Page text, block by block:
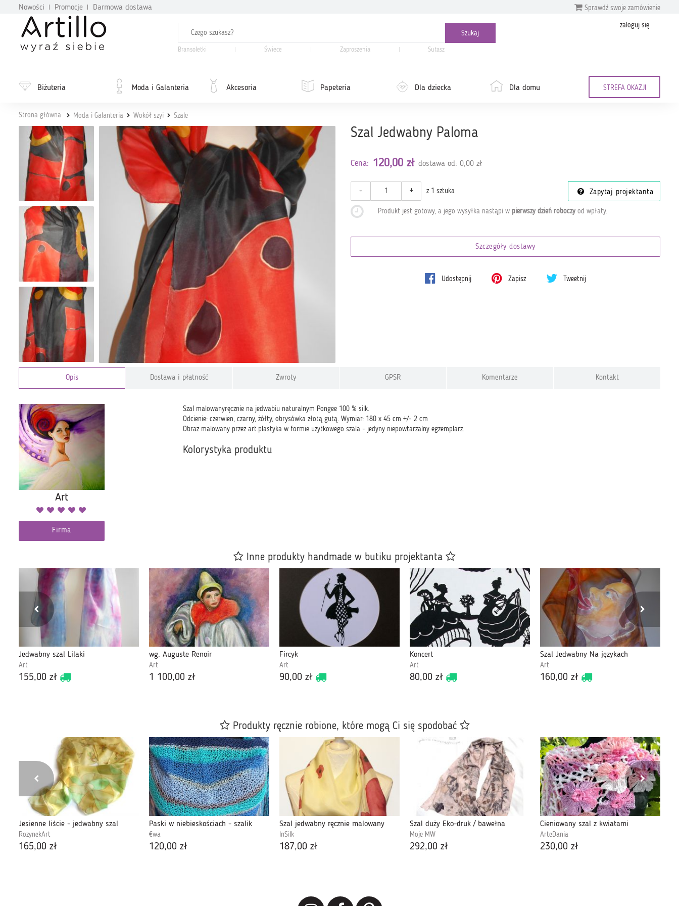
Nowości Promocje Darmowa dostawa Sprawdź swoje zamówienie
Bransoletki Świece Zaproszenia Sutasz
zaloguj się
Biżuteria Moda i Galanteria Akcesoria Papeteria Dla dziecka Dla domu STREFA OKAZJI
Strona główna Moda i Galanteria Wokół szyi Szale
Szal Jedwabny Paloma
Cena: 120,00 zł dostawa od: 0,00 zł
- + z 1 sztuka Zapytaj projektanta
Produkt jest gotowy, a jego wysyłka nastąpi w pierwszy dzień roboczyod wpłaty.
Szczegóły dostawy
Udostępnij Zapisz Tweetnij
Opis Dostawa i płatność Zwroty GPSR Komentarze Kontakt
Szal malowanyręcznie na jedwabiu naturalnym Pongee 100 % silk.
Odcienie: czerwien, czarny, żółty, obrysówka złotą gutą. Wymiar: 180 x 45 cm +/- 2 cm
Obraz malowany przez art.plastyka w formie użytkowego szala - jedyny niepowtarzalny egzemplarz.
Kolorystyka produktu
Art
Firma
Inne produkty handmade w butiku projektanta
Jedwabny szal Lilaki
Art
155,00 zł
wg. Auguste Renoir
Art
1 100,00 zł
Fircyk
Art
90,00 zł
Koncert
Art
80,00 zł
Szal Jedwabny Na językach
Art
160,00 zł
Produkty ręcznie robione, które mogą Ci się spodobać
Jesienne liście - jedwabny szal
RozynekArt
165,00 zł
Paski w niebieskościach - szalik
€wa
120,00 zł
Szal jedwabny ręcznie malowany
InSilk
187,00 zł
Szal duży Eko-druk / bawełna
Moje MW
292,00 zł
Cieniowany szal z kwiatami
ArteDania
230,00 zł